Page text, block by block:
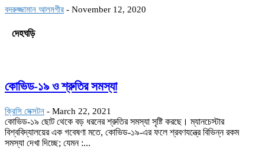
বদরুজ্জামান আলমগীর - November 12, 2020
দেহঘড়ি
কোভিড-১৯ ও শ্রুতির সমস্যা
ক্রিসি সেক্সটন - March 22, 2021
কোভিড-১৯ ছোট থেকে বড় ধরনের শ্রুতির সমস্যা সৃষ্টি করছে। ম্যানচেস্টার
বিশ্ববিদ্যালয়ের এক গবেষণা মতে, কোভিড-১৯-এর ফলে শ্রবণযন্ত্রে বিভিন্ন রকম
সমস্যা দেখা দিচ্ছে; যেমন :...